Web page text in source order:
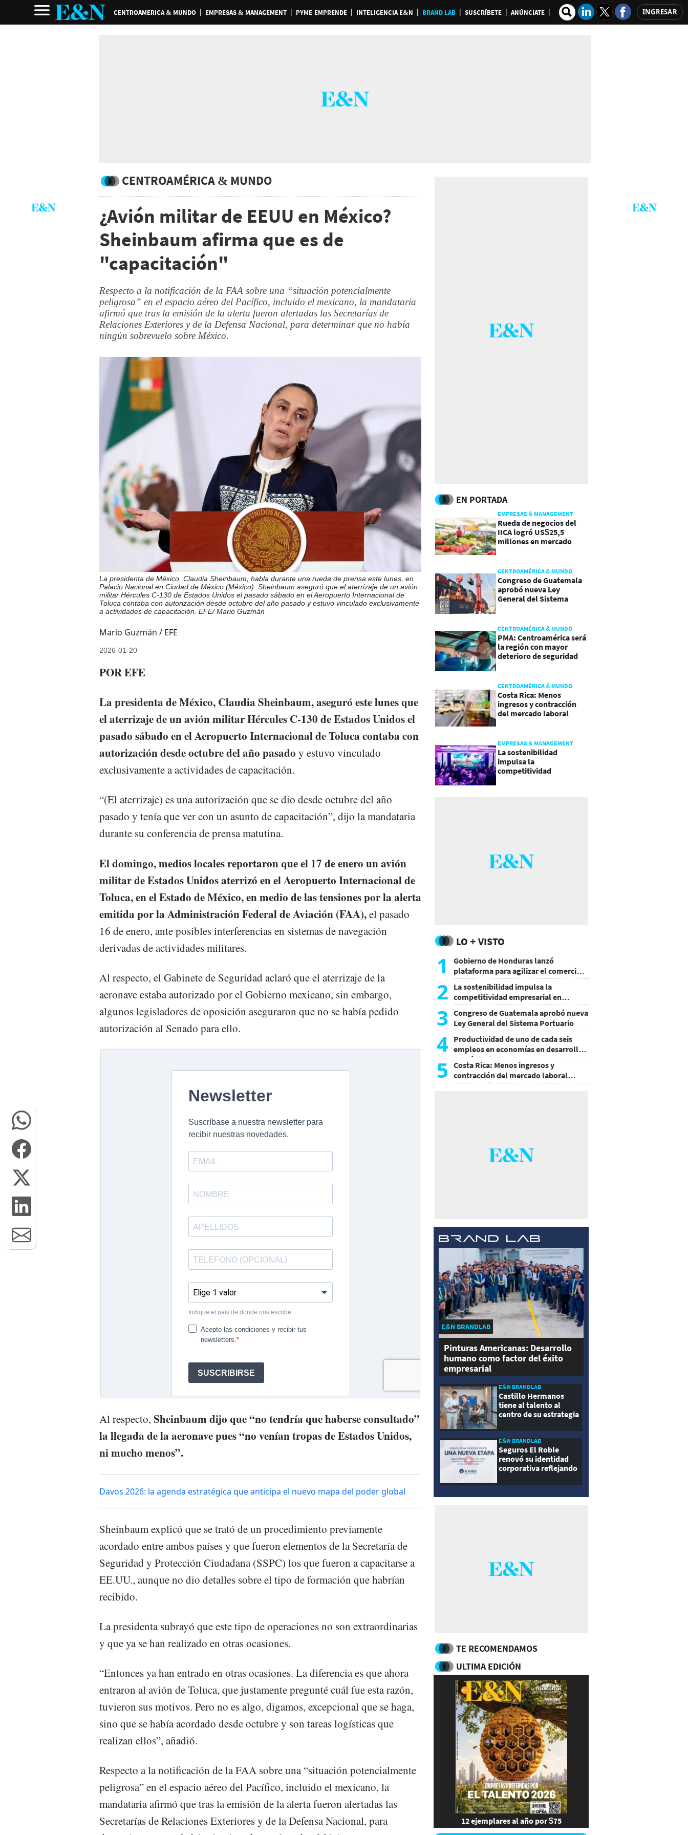
CENTROAMERICA & MUNDO EMPRESAS & MANAGEMENT PYME-EMPRENDE INTELIGENCIA E&N BRAND LAB SUSCRÍBETE ANÚNCIATE INGRESAR
CENTROAMÉRICA & MUNDO
¿Avión militar de EEUU en México?
Sheinbaum afirma que es de
"capacitación"
Respecto a la notificación de la FAA sobre una “situación potencialmente
peligrosa” en el espacio aéreo del Pacífico, incluido el mexicano, la mandataria
afirmó que tras la emisión de la alerta fueron alertadas las Secretarías de
Relaciones Exteriores y de la Defensa Nacional, para determinar que no había
ningún sobrevuelo sobre México.
La presidenta de México, Claudia Sheinbaum, habla durante una rueda de prensa este lunes, en
Palacio Nacional en Ciudad de México (México). Sheinbaum aseguró que el aterrizaje de un avión
militar Hércules C-130 de Estados Unidos el pasado sábado en el Aeropuerto Internacional de
Toluca contaba con autorización desde octubre del año pasado y estuvo vinculado exclusivamente
a actividades de capacitación. EFE/ Mario Guzmán
Mario Guzmán / EFE
2026-01-20
POR EFE
La presidenta de México, Claudia Sheinbaum, aseguró este lunes que
el aterrizaje de un avión militar Hércules C-130 de Estados Unidos el
pasado sábado en el Aeropuerto Internacional de Toluca contaba con
autorización desde octubre del año pasado y estuvo vinculado
exclusivamente a actividades de capacitación.
“(El aterrizaje) es una autorización que se dio desde octubre del año
pasado y tenía que ver con un asunto de capacitación”, dijo la mandataria
durante su conferencia de prensa matutina.
El domingo, medios locales reportaron que el 17 de enero un avión
militar de Estados Unidos aterrizó en el Aeropuerto Internacional de
Toluca, en el Estado de México, en medio de las tensiones por la alerta
emitida por la Administración Federal de Aviación (FAA),el pasado
16 de enero, ante posibles interferencias en sistemas de navegación
derivadas de actividades militares.
Al respecto, el Gabinete de Seguridad aclaró que el aterrizaje de la
aeronave estaba autorizado por el Gobierno mexicano, sin embargo,
algunos legisladores de oposición aseguraron que no se había pedido
autorización al Senado para ello.
Al respecto, Sheinbaum dijo que “no tendría que haberse consultado”
la llegada de la aeronave pues “no venían tropas de Estados Unidos,
ni mucho menos”.
Davos 2026: la agenda estratégica que anticipa el nuevo mapa del poder global
Sheinbaum explicó que se trató de un procedimiento previamente
acordado entre ambos países y que fueron elementos de la Secretaría de
Seguridad y Protección Ciudadana (SSPC) los que fueron a capacitarse a
EE.UU., aunque no dio detalles sobre el tipo de formación que habrían
recibido.
La presidenta subrayó que este tipo de operaciones no son extraordinarias
y que ya se han realizado en otras ocasiones.
“Entonces ya han entrado en otras ocasiones. La diferencia es que ahora
entraron al avión de Toluca, que justamente pregunté cuál fue esta razón,
tuvieron sus motivos. Pero no es algo, digamos, excepcional que se haga,
sino que se había acordado desde octubre y son tareas logísticas que
realizan ellos”, añadió.
Respecto a la notificación de la FAA sobre una “situación potencialmente
peligrosa” en el espacio aéreo del Pacífico, incluido el mexicano, la
mandataria afirmó que tras la emisión de la alerta fueron alertadas las
Secretarías de Relaciones Exteriores y de la Defensa Nacional, para
EN PORTADA
EMPRESAS & MANAGEMENT
Rueda de negocios del
IICA logró US$25,5
millones en mercado
CENTROAMÉRICA & MUNDO
Congreso de Guatemala
aprobó nueva Ley
General del Sistema
CENTROAMÉRICA & MUNDO
PMA: Centroamérica será
la región con mayor
deterioro de seguridad
CENTROAMÉRICA & MUNDO
Costa Rica: Menos
ingresos y contracción
del mercado laboral
EMPRESAS & MANAGEMENT
La sostenibilidad
impulsa la
competitividad
LO + VISTO
1
Gobierno de Honduras lanzó
plataforma para agilizar el comercio
exterior
2 La sostenibilidad impulsa la
competitividad empresarial en
Guatemala
3 Congreso de Guatemala aprobó nueva
Ley General del Sistema Portuario
4 Productividad de uno de cada seis
empleos en economías en desarrollo
podría mejorar por la IA
5
Costa Rica: Menos ingresos y
contracción del mercado laboral
causan baja del consumo
E&N BRANDLAB
Pinturas Americanas: Desarrollo
humano como factor del éxito
empresarial
E&N BRANDLAB
Castillo Hermanos
tiene al talento al
centro de su estrategia
E&N BRANDLAB
Seguros El Roble
renovó su identidad
corporativa reflejando
modernidad
TE RECOMENDAMOS
ULTIMA EDICIÓN
12 ejemplares al año por $75